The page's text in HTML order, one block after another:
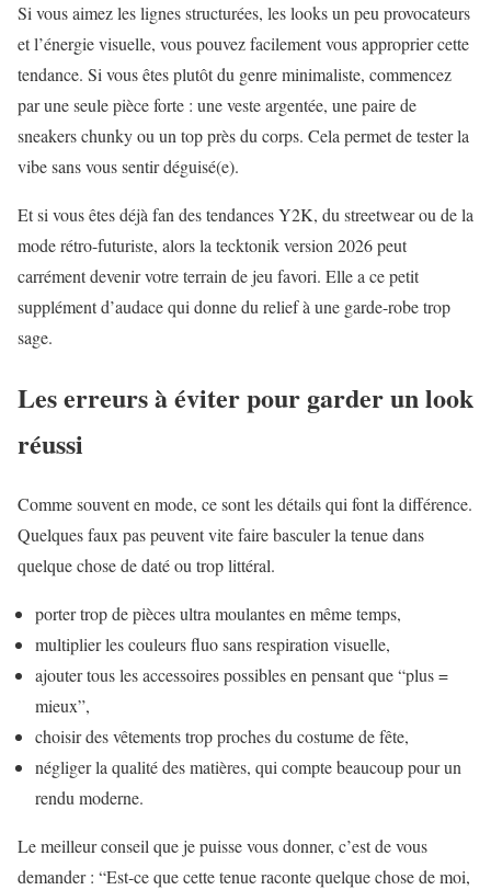
Si vous aimez les lignes structurées, les looks un peu provocateurs
et l’énergie visuelle, vous pouvez facilement vous approprier cette
tendance. Si vous êtes plutôt du genre minimaliste, commencez
par une seule pièce forte : une veste argentée, une paire de
sneakers chunky ou un top près du corps. Cela permet de tester la
vibe sans vous sentir déguisé(e).
Et si vous êtes déjà fan des tendances Y2K, du streetwear ou de la
mode rétro-futuriste, alors la tecktonik version 2026 peut
carrément devenir votre terrain de jeu favori. Elle a ce petit
supplément d’audace qui donne du relief à une garde-robe trop
sage.
Les erreurs à éviter pour garder un look
réussi
Comme souvent en mode, ce sont les détails qui font la différence.
Quelques faux pas peuvent vite faire basculer la tenue dans
quelque chose de daté ou trop littéral.
porter trop de pièces ultra moulantes en même temps,
multiplier les couleurs fluo sans respiration visuelle,
ajouter tous les accessoires possibles en pensant que “plus =
mieux”,
choisir des vêtements trop proches du costume de fête,
négliger la qualité des matières, qui compte beaucoup pour un
rendu moderne.
Le meilleur conseil que je puisse vous donner, c’est de vous
demander : “Est-ce que cette tenue raconte quelque chose de moi,